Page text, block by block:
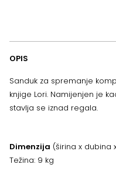
OPIS
Sanduk za spremanje
knjige Lori. Namijenjen je
stavlja se iznad regala.
Dimenzija (širina x dubina
Težina: 9 kg